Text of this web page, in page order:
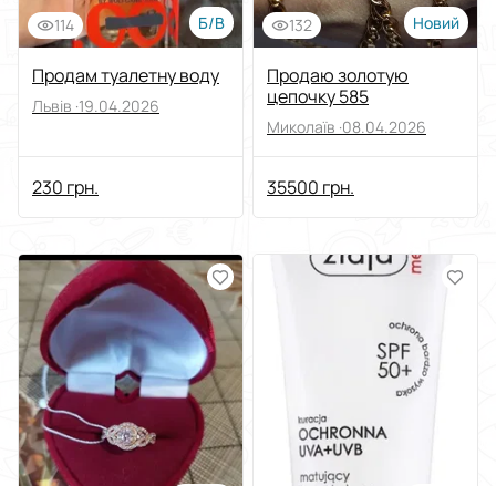
114 Б/В
Продам туалетну воду
Львів ·19.04.2026
230 грн.
132 Новий
Продаю золотую
цепочку 585
Миколаїв ·08.04.2026
35500 грн.